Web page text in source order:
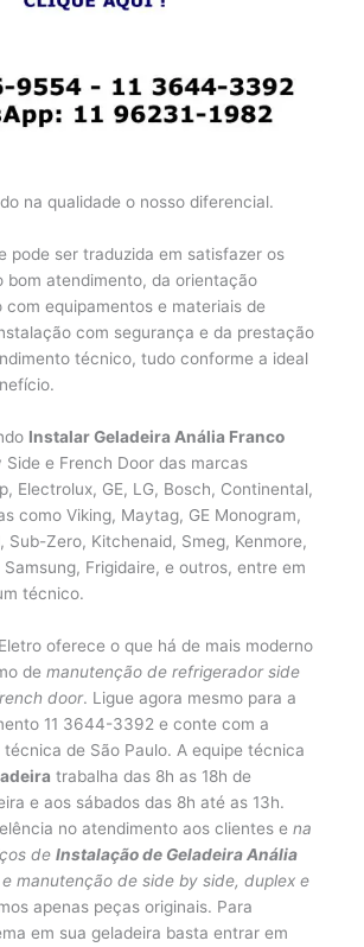
na qualidade o nosso diferencial.
pode ser traduzida em satisfazer os
bom atendimento, da orientação
com equipamentos e materiais de
com segurança e da prestação
técnico, tudo conforme a ideal
Instalar Geladeira Anália Franco
Side e French Door das marcas
Electrolux, GE, LG, Bosch, Continental,
como Viking, Maytag, GE Monogram,
Sub-Zero, Kitchenaid, Smeg, Kenmore,
Samsung, Frigidaire, e outros, entre em
técnico.
oferece o que há de mais moderno
demanutenção de refrigerador side
door. Ligue agora mesmo para a
11 3644-3392 e conte com a
de São Paulo. A equipe técnica
trabalha das 8h as 18h de
e aos sábados das 8h até as 13h.
no atendimento aos clientes ena
deInstalação de Geladeira Anália
manutenção de side by side, duplex e
apenas peças originais. Para
em sua geladeira basta entrar em